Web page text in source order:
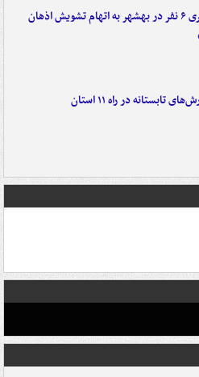
دستگیری ۶ نفر در بهشهر به اتهام تشویش اذهان
تابستانه در راه ۱۱ استان